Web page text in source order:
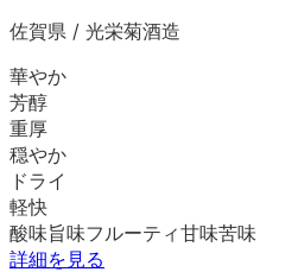
佐賀県 / 光栄菊酒造
華やか
芳醇
重厚
穏やか
ドライ
軽快
酸味旨味フルーティ甘味苦味
詳細を見る